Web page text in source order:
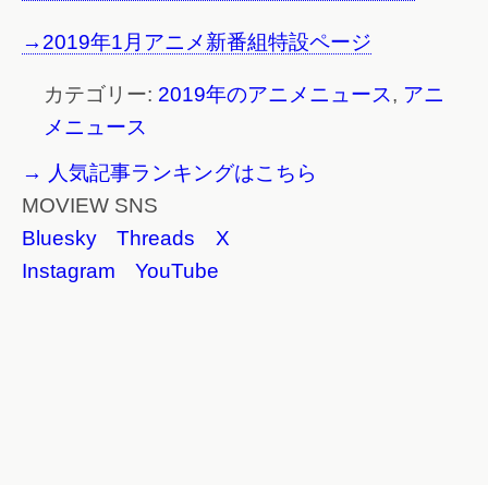
→2019年1月アニメ新番組特設ページ
カテゴリー: 2019年のアニメニュース, アニ
メニュース
→ 人気記事ランキングはこちら
MOVIEW SNS
Bluesky
Threads
X
Instagram
YouTube